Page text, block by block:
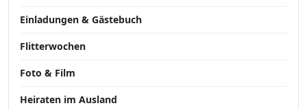
Einladungen & Gästebuch
Flitterwochen
Foto & Film
Heiraten im Ausland